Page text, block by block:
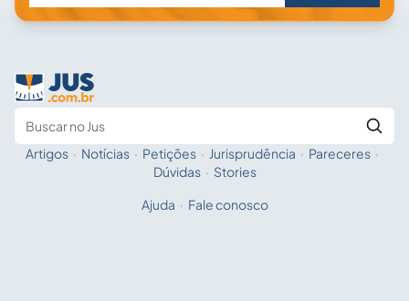
Fale com a IA
Artigos · Notícias · Petições · Jurisprudência · Pareceres ·
Dúvidas · Stories
Ajuda · Fale conosco